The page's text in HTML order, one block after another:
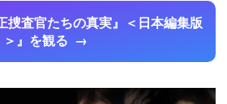
捜査官たちの真実』＜日本編集版
＞』を観る